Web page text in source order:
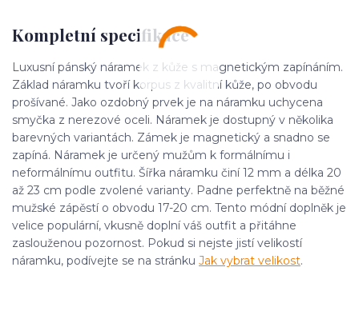
Kompletní specifikace
Luxusní pánský náramek z kůže s magnetickým zapínáním.
Základ náramku tvoří korpus z kvalitní kůže, po obvodu
prošívané. Jako ozdobný prvek je na náramku uchycena
smyčka z nerezové oceli. Náramek je dostupný v několika
barevných variantách. Zámek je magnetický a snadno se
zapíná. Náramek je určený mužům k formálnímu i
neformálnímu outfitu. Šířka náramku činí 12 mm a délka 20
až 23 cm podle zvolené varianty. Padne perfektně na běžné
mužské zápěstí o obvodu 17-20 cm. Tento módní doplněk je
velice populární, vkusně doplní váš outfit a přitáhne
zaslouženou pozornost. Pokud si nejste jistí velikostí
náramku, podívejte se na stránku Jak vybrat velikost.